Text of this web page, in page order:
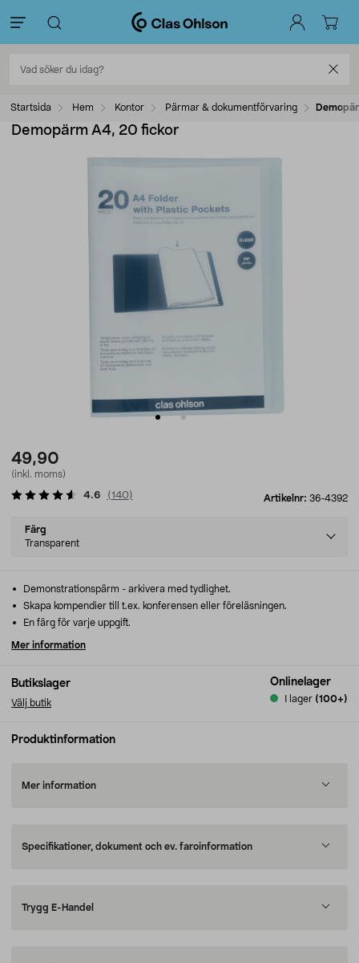
Startsida Hem Kontor Pärmar & dokumentförvaring
Demopärm A4, 20 fickor
49,90
(inkl. moms)
Artikelnr: 36-4392
4.6 (140)
Select
variant
Färg
Transparent
Butikslager
Välj butik
Onlinelager
I lager (100+)
Demonstrationspärm - arkivera med tydlighet.
Skapa kompendier till t.ex. konferensen eller föreläsningen.
En färg för varje uppgift.
Mer information
Produktinformation
Mer information
Specifikationer, dokument och ev. faroinformation
Trygg E-Handel